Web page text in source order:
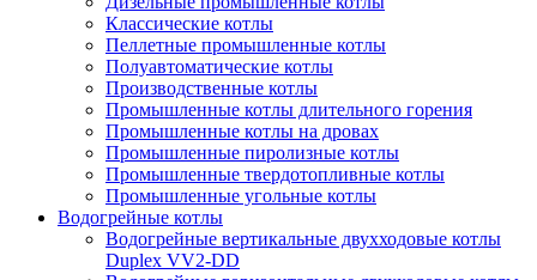
Классические котлы
Пеллетные промышленные котлы
Полуавтоматические котлы
Производственные котлы
Промышленные котлы длительного горения
Промышленные котлы на дровах
Промышленные пиролизные котлы
Промышленные твердотопливные котлы
Промышленные угольные котлы
Водогрейные котлы
Водогрейные вертикальные двухходовые котлы
Duplex VV2-DD